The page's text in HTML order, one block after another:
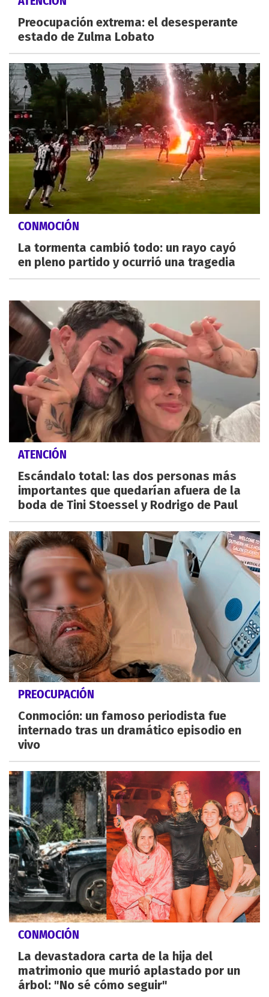
Preocupación extrema: el desesperante
estado de Zulma Lobato
CONMOCIÓN
La tormenta cambió todo: un rayo cayó
en pleno partido y ocurrió una tragedia
ATENCIÓN
Escándalo total: las dos personas más
importantes que quedarían afuera de la
boda de Tini Stoessel y Rodrigo de Paul
PREOCUPACIÓN
Conmoción: un famoso periodista fue
internado tras un dramático episodio en
vivo
CONMOCIÓN
La devastadora carta de la hija del
matrimonio que murió aplastado por un
árbol: "No sé cómo seguir"